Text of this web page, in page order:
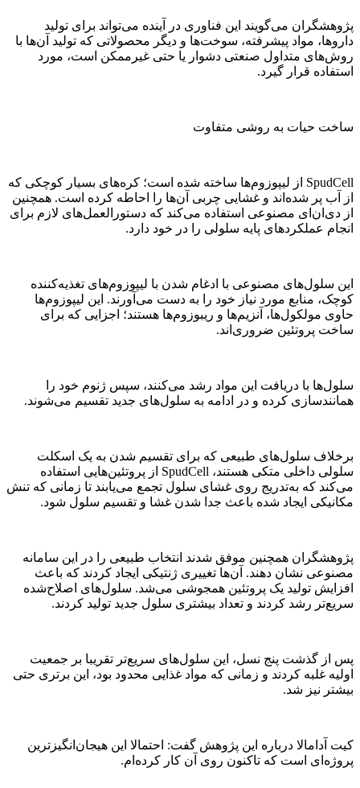
پژوهشگران می‌گویند این فناوری در آینده می‌تواند برای تولید
داروها، مواد پیشرفته، سوخت‌ها و دیگر محصولاتی که تولید آن‌ها با
روش‌های متداول صنعتی دشوار یا حتی غیرممکن است، مورد
استفاده قرار گیرد.
ساخت حیات به روشی متفاوت
SpudCell از لیپوزوم‌ها ساخته شده است؛ کره‌های بسیار کوچکی که
از آب پر شده‌اند و غشایی چربی آن‌ها را احاطه کرده است. همچنین
از دی‌ان‌ای مصنوعی استفاده می‌کند که دستورالعمل‌های لازم برای
انجام عملکردهای پایه سلولی را در خود دارد.
این سلول‌های مصنوعی با ادغام شدن با لیپوزوم‌های تغذیه‌کننده
کوچک، منابع مورد نیاز خود را به دست می‌آورند. این لیپوزوم‌ها
حاوی مولکول‌ها، آنزیم‌ها و ریبوزوم‌ها هستند؛ اجزایی که برای
ساخت پروتئین ضروری‌اند.
سلول‌ها با دریافت این مواد رشد می‌کنند، سپس ژنوم خود را
همانندسازی کرده و در ادامه به سلول‌های جدید تقسیم می‌شوند.
برخلاف سلول‌های طبیعی که برای تقسیم شدن به یک اسکلت
سلولی داخلی متکی هستند، SpudCell از پروتئین‌هایی استفاده
می‌کند که به‌تدریج روی غشای سلول تجمع می‌یابند تا زمانی که تنش
مکانیکی ایجاد شده باعث جدا شدن غشا و تقسیم سلول شود.
پژوهشگران همچنین موفق شدند انتخاب طبیعی را در این سامانه
مصنوعی نشان دهند. آن‌ها تغییری ژنتیکی ایجاد کردند که باعث
افزایش تولید یک پروتئین همجوشی می‌شد. سلول‌های اصلاح‌شده
سریع‌تر رشد کردند و تعداد بیشتری سلول جدید تولید کردند.
پس از گذشت پنج نسل، این سلول‌های سریع‌تر تقریبا بر جمعیت
اولیه غلبه کردند و زمانی که مواد غذایی محدود بود، این برتری حتی
بیشتر نیز شد.
کیت آدامالا درباره این پژوهش گفت: احتمالا این هیجان‌انگیزترین
پروژه‌ای است که تاکنون روی آن کار کرده‌ام.